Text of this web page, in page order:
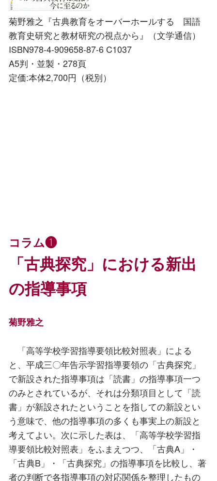
菊野雅之『古典教育をオーバーホールする 国語
教育史研究と教材研究の視点から』（文学通信）
ISBN978-4-909658-87-6 C1037
A5判・並製・278頁
定価:本体2,700円（税別）
コラム❶
「古典探究」における新出
の指導事項
菊野雅之
「高等学校学習指導要領比較対照表」による
と、平成三〇年告示学習指導要領の「古典探究」
で新設された指導事項は「読書」の指導事項一つ
のみとされているが、それは分類項目として「読
書」が新設されたということを指しての新設とい
う意味で、他の指導事項の多くも事実上の新設と
考えてよい。次に示した表は、「高等学校学習指
導要領比較対照表」をふまえつつ、「古典A」・
「古典B」・「古典探究」の指導事項を比較し、著
者の判断で各指導事項の対応関係を整理したもの